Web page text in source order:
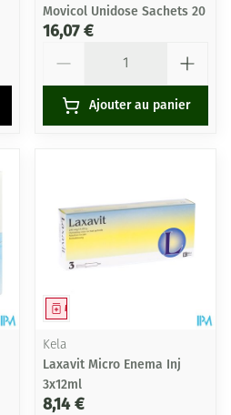
Movicol Unidose Sachets 20
16,07 €
Ajouter au panier
Médicament
Kela
Laxavit Micro Enema Inj
3x12ml
8,14 €